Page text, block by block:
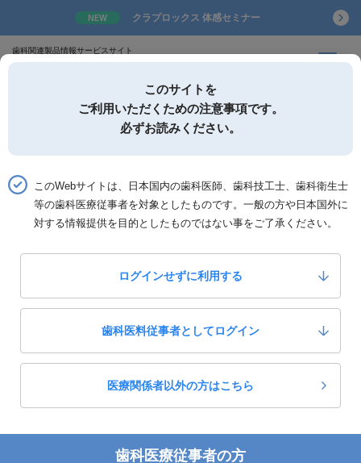
NEW クラプロックス 体感セミナー
歯科関連製品情報サービスサイト
ホーム 製品一覧 製品詳細「ピタットエプロン」
ビー・エス・エー・サクライ
ピタットエプロン
￥980-
製品カテゴリー：白衣・衛生製品 衛生材料
このサイトを
ご利用いただくための注意事項です。
必ずお読みください。
このWebサイトは、日本国内の歯科医師、歯科技工士、歯科衛生士
等の歯科医療従事者を対象としたものです。一般の方や日本国外に
対する情報提供を目的としたものではない事をご了承ください。
ログインせずに利用する
歯科医料従事者としてログイン
医療関係者以外の方はこちら
歯科医療従事者の方